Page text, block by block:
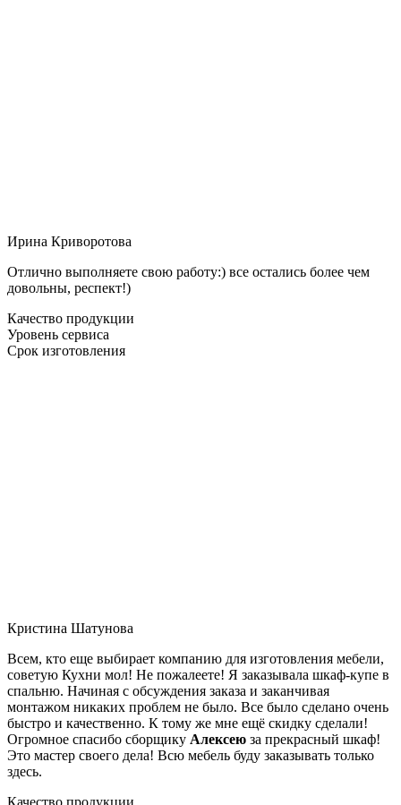
Ирина Криворотова
Отлично выполняете свою работу:) все остались более чем
довольны, респект!)
Качество продукции
Уровень сервиса
Срок изготовления
Кристина Шатунова
Всем, кто еще выбирает компанию для изготовления мебели,
советую Кухни мол! Не пожалеете! Я заказывала шкаф-купе в
спальню. Начиная с обсуждения заказа и заканчивая
монтажом никаких проблем не было. Все было сделано очень
быстро и качественно. К тому же мне ещё скидку сделали!
Огромное спасибо сборщику Алексею за прекрасный шкаф!
Это мастер своего дела! Всю мебель буду заказывать только
здесь.
Качество продукции